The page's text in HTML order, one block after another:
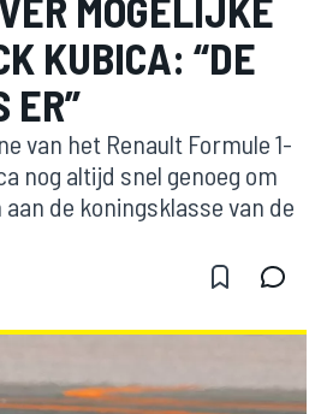
KUBICA: “DE
ER”
van het Renault Formule 1-
nog altijd snel genoeg om
de koningsklasse van de